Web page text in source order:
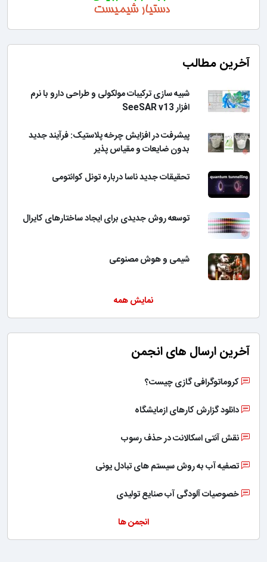
آخرین مطالب
شبیه سازی ترکیبات مولکولی و طراحی دارو با نرم
افزار SeeSAR v13
پیشرفت در افزایش چرخه پلاستیک: فرآیند جدید
بدون ضایعات و مقیاس پذیر
تحقیقات جدید ناسا درباره تونل کوانتومی
توسعه روش جدیدی برای ایجاد ساختارهای کایرال
شیمی و هوش مصنوعی
نمایش همه
آخرین ارسال های انجمن
کروماتوگرافی گازی چیست؟
دانلود گزارش کارهای ازمایشگاه
نقش آنتی اسکالانت در حذف رسوب
تصفیه آب به روش سیستم های تبادل یونی
خصوصیات آلودگی آب صنایع تولیدی
انجمن ها